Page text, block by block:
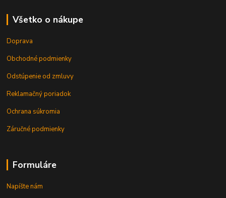
Všetko o nákupe
Doprava
Obchodné podmienky
Odstúpenie od zmluvy
Reklamačný poriadok
Ochrana súkromia
Záručné podmienky
Formuláre
Napíšte nám